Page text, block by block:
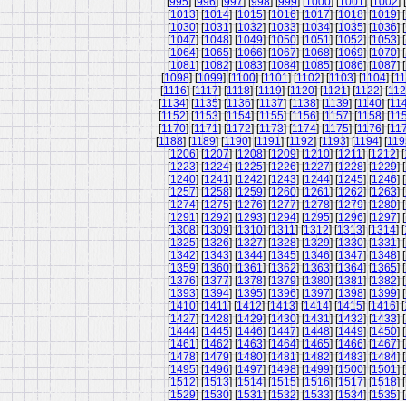
[1013] [1014] [1015] [1016] [1017] [1018] [1019] [
[1030] [1031] [1032] [1033] [1034] [1035] [1036] [
[1047] [1048] [1049] [1050] [1051] [1052] [1053] [
[1064] [1065] [1066] [1067] [1068] [1069] [1070] [
[1081] [1082] [1083] [1084] [1085] [1086] [1087] [
[1098] [1099] [1100] [1101] [1102] [1103] [1104] [
[1116] [1117] [1118] [1119] [1120] [1121] [1122] [
[1134] [1135] [1136] [1137] [1138] [1139] [1140] [
[1152] [1153] [1154] [1155] [1156] [1157] [1158] [
[1170] [1171] [1172] [1173] [1174] [1175] [1176] [
[1188] [1189] [1190] [1191] [1192] [1193] [1194] [
[1206] [1207] [1208] [1209] [1210] [1211] [1212] [
[1223] [1224] [1225] [1226] [1227] [1228] [1229] [
[1240] [1241] [1242] [1243] [1244] [1245] [1246] [
[1257] [1258] [1259] [1260] [1261] [1262] [1263] [
[1274] [1275] [1276] [1277] [1278] [1279] [1280] [
[1291] [1292] [1293] [1294] [1295] [1296] [1297] [
[1308] [1309] [1310] [1311] [1312] [1313] [1314] [
[1325] [1326] [1327] [1328] [1329] [1330] [1331] [
[1342] [1343] [1344] [1345] [1346] [1347] [1348] [
[1359] [1360] [1361] [1362] [1363] [1364] [1365] [
[1376] [1377] [1378] [1379] [1380] [1381] [1382] [
[1393] [1394] [1395] [1396] [1397] [1398] [1399] [
[1410] [1411] [1412] [1413] [1414] [1415] [1416] [
[1427] [1428] [1429] [1430] [1431] [1432] [1433] [
[1444] [1445] [1446] [1447] [1448] [1449] [1450] [
[1461] [1462] [1463] [1464] [1465] [1466] [1467] [
[1478] [1479] [1480] [1481] [1482] [1483] [1484] [
[1495] [1496] [1497] [1498] [1499] [1500] [1501] [
[1512] [1513] [1514] [1515] [1516] [1517] [1518] [
[1529] [1530] [1531] [1532] [1533] [1534] [1535] [